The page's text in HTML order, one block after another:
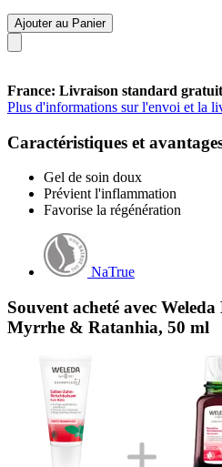
Ajouter au Panier
France: Livraison standard
Plus d'informations sur l'envoi et la
Caractéristiques et
Gel de soin doux
Prévient l'inflammation
Favorise la régénération
NaTrue
Souvent acheté avec
Myrrhe & Ratanhia, 50 ml